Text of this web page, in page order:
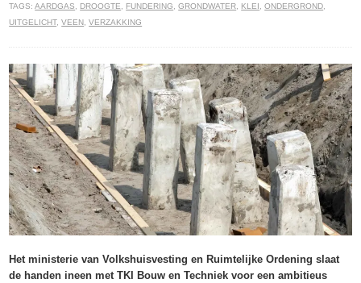
TAGS:AARDGAS, DROOGTE, FUNDERING,GRONDWATER, KLEI ,ONDERGROND,
UITGELICHT,VEEN,VERZAKKING
Het ministerie van Volkshuisvesting en Ruimtelijke Ordening slaat
de handen ineen met TKI Bouw en Techniek voor een ambitieus